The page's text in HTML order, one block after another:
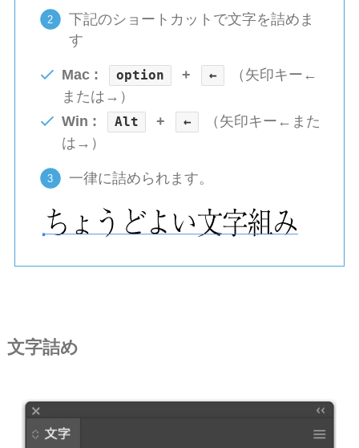
下記のショートカットで文字を詰めま
す
Mac : option + ←
（矢印キー←
または→）
Win :
Alt + ←
（矢印キー←また
は→）
一律に詰められます。
文字詰め